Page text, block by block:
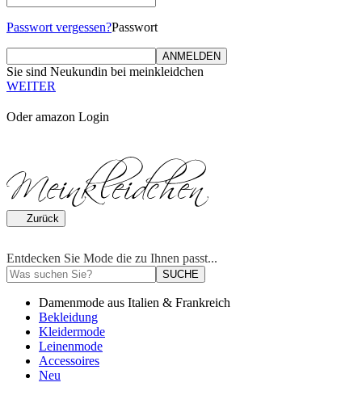
Passwort vergessen?Passwort
ANMELDEN
Sie sind Neukundin bei meinkleidchen
WEITER
Oder amazon Login
Zurück
Entdecken Sie Mode die zu Ihnen passt...
SUCHE
Damenmode aus Italien & Frankreich
Bekleidung
Kleidermode
Leinenmode
Accessoires
Neu